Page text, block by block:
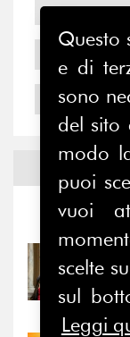
31/07/
il
Questo
e di
sono
del sito
modo
puoi
vuoi
scelte
sul
Leggi